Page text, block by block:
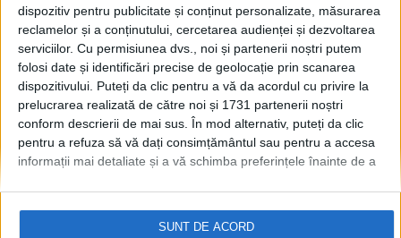
dispozitiv pentru publicitate și conținut personalizate, măsurarea
reclamelor și a conținutului, cercetarea audienței și dezvoltarea
serviciilor. Cu permisiunea dvs., noi și partenerii noștri putem
folosi date și identificări precise de geolocație prin scanarea
dispozitivului. Puteți da clic pentru a vă da acordul cu privire la
prelucrarea realizată de către noi și 1731 partenerii noștri
conform descrierii de mai sus. În mod alternativ, puteți da clic
pentru a refuza să vă dați consimțământul sau pentru a accesa
informații mai detaliate și a vă schimba preferințele înainte de a
SUNT DE ACORD
© 2020Radio TOP Suceava 104 FM